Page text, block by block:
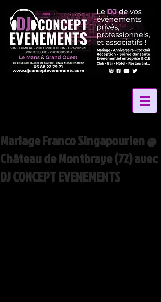
Mariage Franco Singapourien @
Château de Montbraye (72) avec
DJ CONCEPT EVENEMENTS